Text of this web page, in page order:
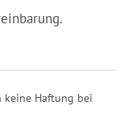
keine Haftung bei